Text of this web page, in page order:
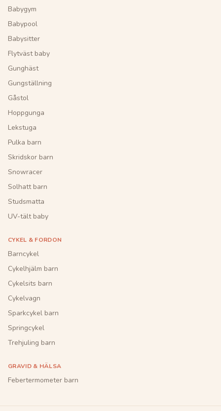
Babygym
Babypool
Babysitter
Flytväst baby
Gunghäst
Gungställning
Gåstol
Hoppgunga
Lekstuga
Pulka barn
Skridskor barn
Snowracer
Solhatt barn
Studsmatta
UV-tält baby
CYKEL & FORDON
Barncykel
Cykelhjälm barn
Cykelsits barn
Cykelvagn
Sparkcykel barn
Springcykel
Trehjuling barn
GRAVID & HÄLSA
Febertermometer barn